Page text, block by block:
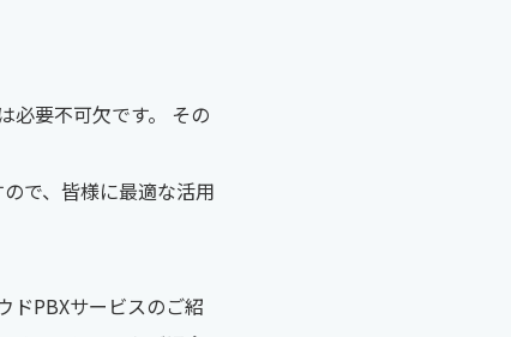
必要不可欠です。 その
で、皆様に最適な活用
PBXサービスのご紹